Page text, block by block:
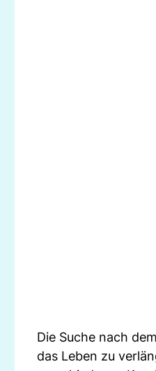
Die Suche nach
das Leben zu